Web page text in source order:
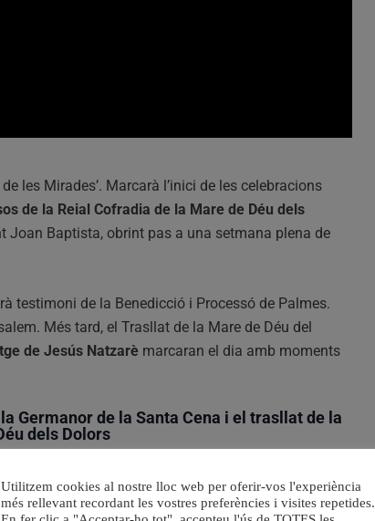
les Mirades’. Marcarà l’inici de les celebracions
de la Reial Cofradia de la Mare de Déu dels
Joan Baptista, obrint pas a una setmana plena de
testimoni de la Benedicció i Processó de Palmes.
Més tard, el Trasllat de la Mare de Déu del
de Jesús Natzarè marcaran el dia amb moments
Germanor de la Santa Cena i el trasllat de la
dels Dolors
Processional de la Germanor de la Santa Cena i el
de Déu dels Dolors. Els carrers es ompliran de
Utilitzem cookies al nostre lloc web per oferir-vos l'experiència
més rellevant recordant les vostres preferències i visites repetides.